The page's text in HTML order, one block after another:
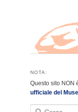
NOTA:
Questo sito NON
ufficiale del